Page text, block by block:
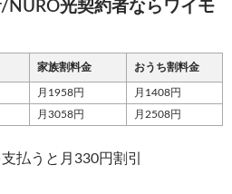
光契約者ならワイモ
家族割料金 おうち割料金
月1958円
月1408円
月3058円 月2508円
払うと月330円割引